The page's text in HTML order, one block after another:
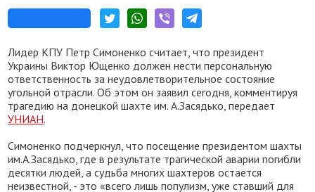
Лидер КПУ Петр Симоненко считает, что президент
Украины Виктор Ющенко должен нести персональную
ответственность за неудовлетворительное состояние
угольной отрасли. Об этом он заявил сегодня, комментируя
трагедию на донецкой шахте им. А.Засядько, передает
УНИАН.
Симоненко подчеркнул, что посещение президентом шахты
им.А.Засядько, где в результате трагической аварии погибли
десятки людей, а судьба многих шахтеров остается
неизвестной, - это «всего лишь популизм, уже ставший для